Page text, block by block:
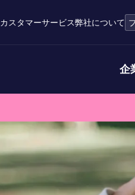
カスタマーサービス弊社について
企